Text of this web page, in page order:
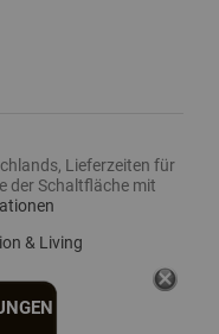
Lieferzeiten für
der Schaltfläche mit
& Living